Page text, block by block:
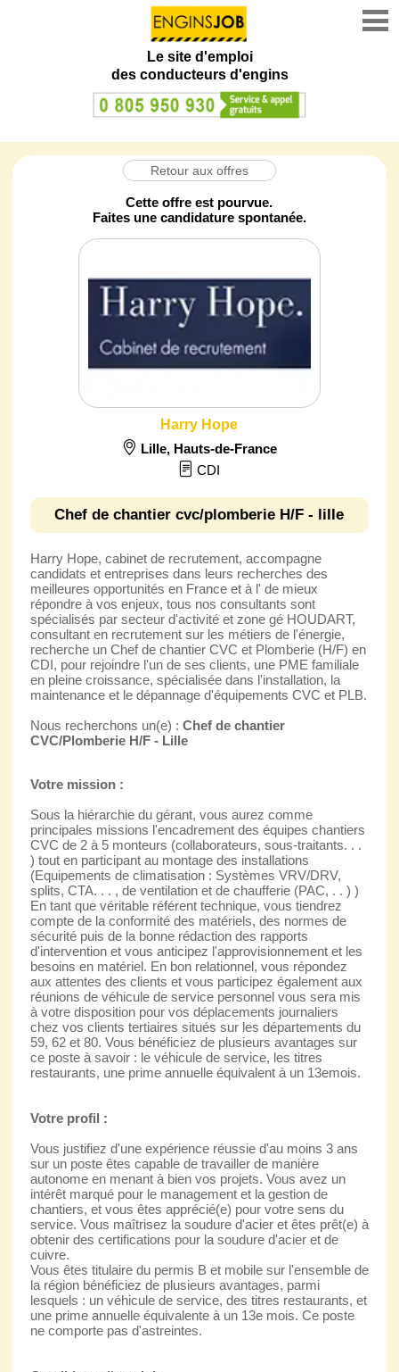
Le site d'emploi
des conducteurs d'engins
Retour aux offres
Cette offre est pourvue.
Faites une candidature spontanée.
Harry Hope
Lille, Hauts-de-France
CDI
Chef de chantier cvc/plomberie H/F - lille
Harry Hope, cabinet de recrutement, accompagne
candidats et entreprises dans leurs recherches des
meilleures opportunités en France et à l' de mieux
répondre à vos enjeux, tous nos consultants sont
spécialisés par secteur d'activité et zone gé HOUDART,
consultant en recrutement sur les métiers de l'énergie,
recherche un Chef de chantier CVC et Plomberie (H/F) en
CDI, pour rejoindre l'un de ses clients, une PME familiale
en pleine croissance, spécialisée dans l'installation, la
maintenance et le dépannage d'équipements CVC et PLB.
Nous recherchons un(e) : Chef de chantier
CVC/Plomberie H/F - Lille
Votre mission :
Sous la hiérarchie du gérant, vous aurez comme
principales missions l'encadrement des équipes chantiers
CVC de 2 à 5 monteurs (collaborateurs, sous-traitants. . .
) tout en participant au montage des installations
(Equipements de climatisation : Systèmes VRV/DRV,
splits, CTA. . . , de ventilation et de chaufferie (PAC, . . ) )
En tant que véritable référent technique, vous tiendrez
compte de la conformité des matériels, des normes de
sécurité puis de la bonne rédaction des rapports
d'intervention et vous anticipez l'approvisionnement et les
besoins en matériel. En bon relationnel, vous répondez
aux attentes des clients et vous participez également aux
réunions de véhicule de service personnel vous sera mis
à votre disposition pour vos déplacements journaliers
chez vos clients tertiaires situés sur les départements du
59, 62 et 80. Vous bénéficiez de plusieurs avantages sur
ce poste à savoir : le véhicule de service, les titres
restaurants, une prime annuelle équivalent à un 13emois.
Votre profil :
Vous justifiez d'une expérience réussie d'au moins 3 ans
sur un poste êtes capable de travailler de manière
autonome en menant à bien vos projets. Vous avez un
intérêt marqué pour le management et la gestion de
chantiers, et vous êtes apprécié(e) pour votre sens du
service. Vous maîtrisez la soudure d'acier et êtes prêt(e) à
obtenir des certifications pour la soudure d'acier et de
cuivre.
Vous êtes titulaire du permis B et mobile sur l'ensemble de
la région bénéficiez de plusieurs avantages, parmi
lesquels : un véhicule de service, des titres restaurants, et
une prime annuelle équivalente à un 13e mois. Ce poste
ne comporte pas d'astreintes.